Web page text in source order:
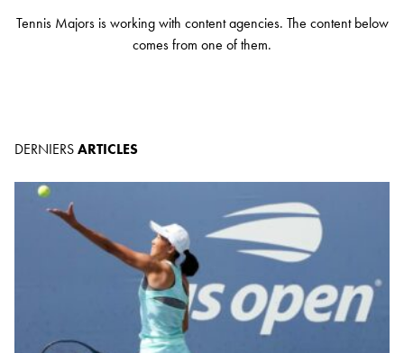
Tennis Majors is working with content agencies. The content below
comes from one of them.
DERNIERSARTICLES